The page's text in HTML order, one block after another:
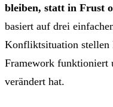
bleiben, statt in Frust
basiert auf drei
Konfliktsituation stellen
Framework funktioniert
verändert hat.